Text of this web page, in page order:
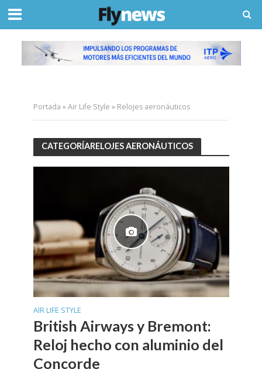
Portada »Air Life Style » Relojes aeronáuticos
CATEGORÍARELOJES AERONÁUTICOS
AIR LIFE STYLE
British Airways y Bremont:
Reloj hecho con aluminio del
Concorde